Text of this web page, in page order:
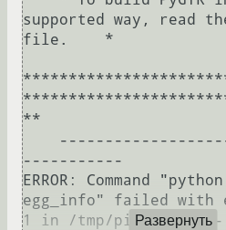
supported way, read
file.    *
**
-----------
ERROR: Command
egg_info" failed with
1 in /tmp/pip-install-
Развернуть